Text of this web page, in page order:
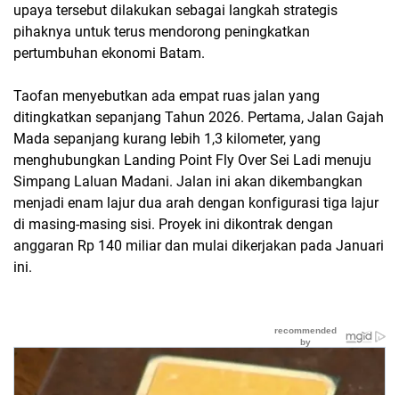
upaya tersebut dilakukan sebagai langkah strategis
pihaknya untuk terus mendorong peningkatkan
pertumbuhan ekonomi Batam.
Taofan menyebutkan ada empat ruas jalan yang
ditingkatkan sepanjang Tahun 2026. Pertama, Jalan Gajah
Mada sepanjang kurang lebih 1,3 kilometer, yang
menghubungkan Landing Point Fly Over Sei Ladi menuju
Simpang Laluan Madani. Jalan ini akan dikembangkan
menjadi enam lajur dua arah dengan konfigurasi tiga lajur
di masing-masing sisi. Proyek ini dikontrak dengan
anggaran Rp 140 miliar dan mulai dikerjakan pada Januari
ini.